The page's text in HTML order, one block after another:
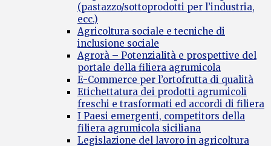
(pastazzo/sottoprodotti per l’industria,
ecc.)
Agricoltura sociale e tecniche di
inclusione sociale
Agrorà – Potenzialità e prospettive del
portale della filiera agrumicola
E-Commerce per l’ortofrutta di qualità
Etichettatura dei prodotti agrumicoli
freschi e trasformati ed accordi di filiera
I Paesi emergenti, competitors della
filiera agrumicola siciliana
Legislazione del lavoro in agricoltura